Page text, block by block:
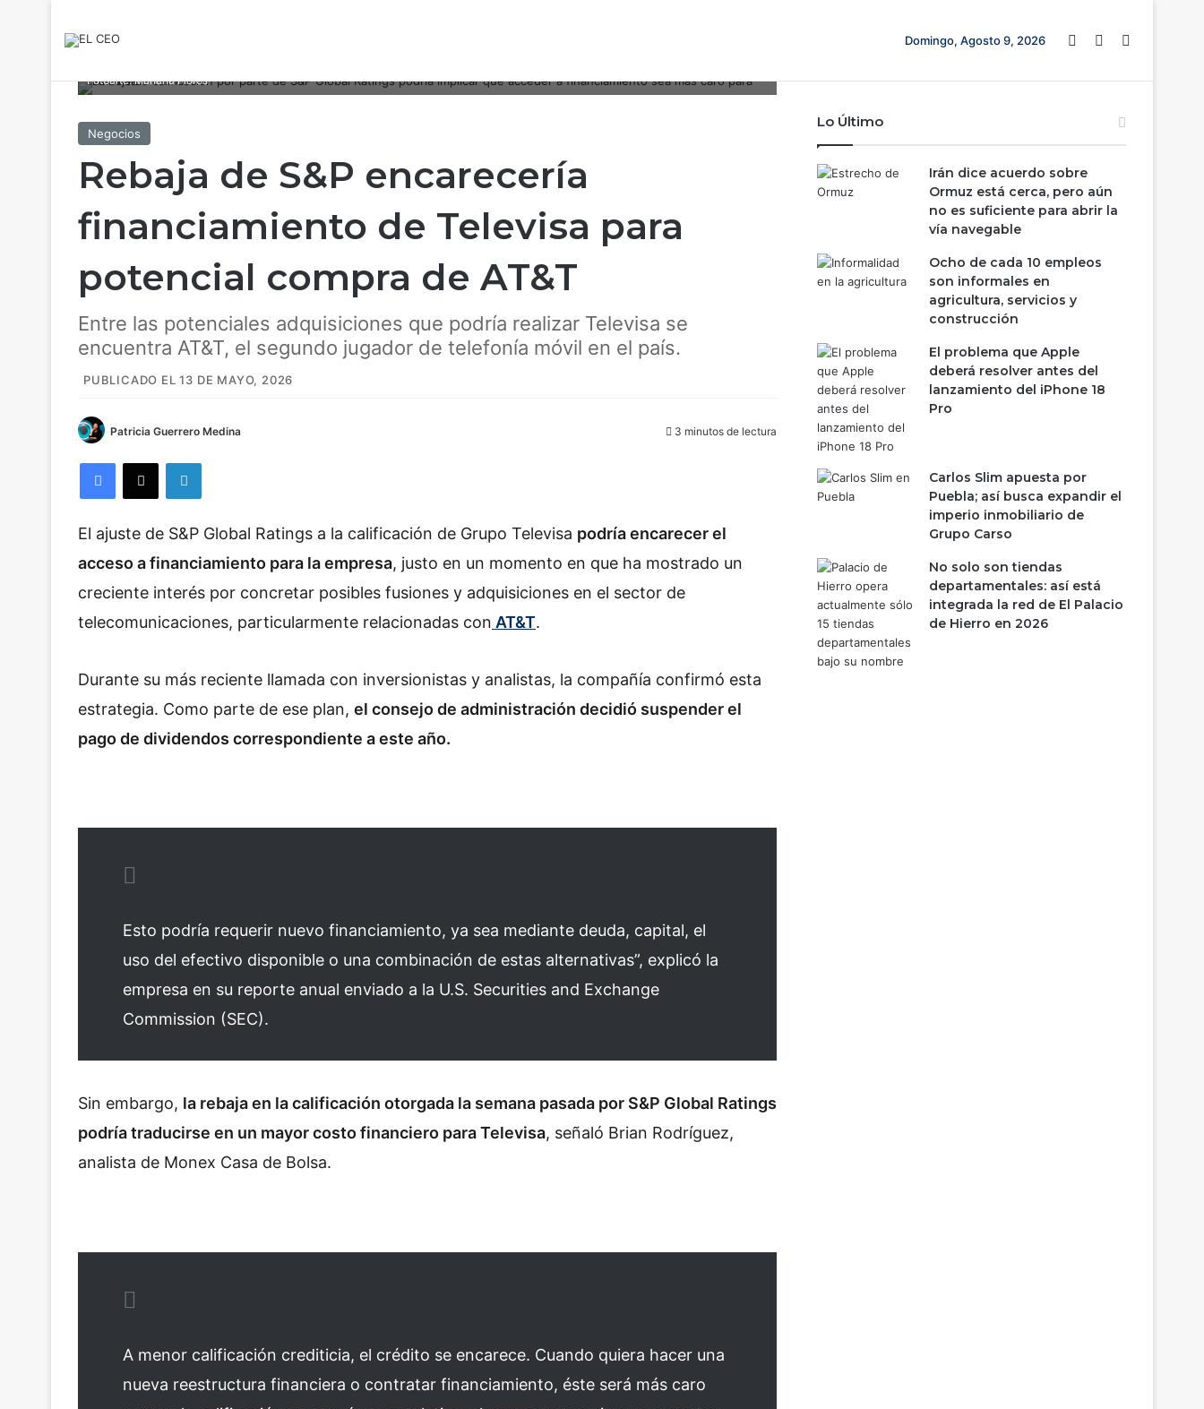
Domingo, Agosto 9, 2026 Barra lateral
Switch skin
Fotoarte: Mariana Flores
Negocios
Rebaja de S&P encarecería
financiamiento de Televisa para
potencial compra de AT&T
Entre las potenciales adquisiciones que podría realizar Televisa se
encuentra AT&T, el segundo jugador de telefonía móvil en el país.
PUBLICADO EL 13 DE MAYO, 2026
Patricia Guerrero Medina 3 minutos de lectura
El ajuste de S&P Global Ratings a la calificación de Grupo Televisa podría encarecer el
acceso a financiamiento para la empresa, justo en un momento en que ha mostrado un
creciente interés por concretar posibles fusiones y adquisiciones en el sector de
telecomunicaciones, particularmente relacionadas con AT&T.
Durante su más reciente llamada con inversionistas y analistas, la compañía confirmó esta
estrategia. Como parte de ese plan, el consejo de administración decidió suspender el
pago de dividendos correspondiente a este año.
Esto podría requerir nuevo financiamiento, ya sea mediante deuda, capital, el
uso del efectivo disponible o una combinación de estas alternativas”, explicó la
empresa en su reporte anual enviado a la U.S. Securities and Exchange
Commission (SEC).
Sin embargo, la rebaja en la calificación otorgada la semana pasada por S&P Global Ratings
podría traducirse en un mayor costo financiero para Televisa, señaló Brian Rodríguez,
analista de Monex Casa de Bolsa.
A menor calificación crediticia, el crédito se encarece. Cuando quiera hacer una
nueva reestructura financiera o contratar financiamiento, éste será más caro
Lo Último
Irán dice acuerdo sobre
Ormuz está cerca, pero aún
no es suficiente para abrir la
vía navegable
Ocho de cada 10 empleos
son informales en
agricultura, servicios y
construcción
El problema que Apple
deberá resolver antes del
lanzamiento del iPhone 18
Pro
Carlos Slim apuesta por
Puebla; así busca expandir el
imperio inmobiliario de
Grupo Carso
No solo son tiendas
departamentales: así está
integrada la red de El Palacio
de Hierro en 2026